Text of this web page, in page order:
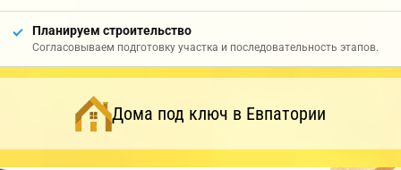
Планируем строительство
Согласовываем подготовку участка и последовательность этапов.
Дома под ключ в Евпатории